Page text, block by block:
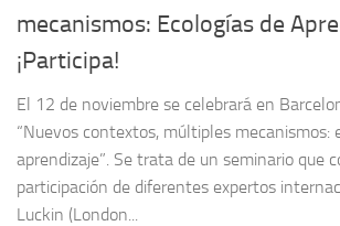
mecanismos: Ecologías de
¡Participa!
El 12 de noviembre se celebrará en
“Nuevos contextos, múltiples mecanismos:
aprendizaje”. Se trata de un seminario que
participación de diferentes expertos
Luckin (London...